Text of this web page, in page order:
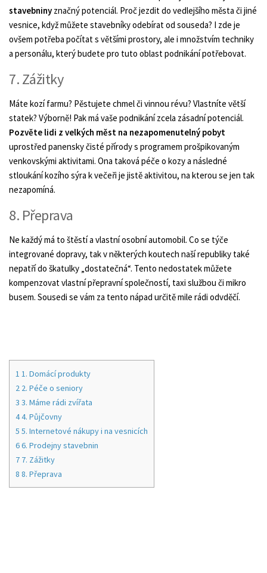
stavebniny značný potenciál. Proč jezdit do vedlejšího města či jiné
vesnice, když můžete stavebníky odebírat od souseda? I zde je
ovšem potřeba počítat s většími prostory, ale i množstvím techniky
a personálu, který budete pro tuto oblast podnikání potřebovat.
7. Zážitky
Máte kozí farmu? Pěstujete chmel či vinnou révu? Vlastníte větší
statek? Výborně! Pak má vaše podnikání zcela zásadní potenciál.
Pozvěte lidi z velkých měst na nezapomenutelný pobyt
uprostřed panensky čisté přírody s programem prošpikovaným
venkovskými aktivitami. Ona taková péče o kozy a následné
stloukání kozího sýra k večeři je jistě aktivitou, na kterou se jen tak
nezapomíná.
8. Přeprava
Ne každý má to štěstí a vlastní osobní automobil. Co se týče
integrované dopravy, tak v některých koutech naší republiky také
nepatří do škatulky „dostatečná“. Tento nedostatek můžete
kompenzovat vlastní přepravní společností, taxi službou či mikro
busem. Sousedi se vám za tento nápad určitě mile rádi odvděčí.
1 1. Domácí produkty
2 2. Péče o seniory
3 3. Máme rádi zvířata
44. Půjčovny
5 5. Internetové nákupy i na vesnicích
66. Prodejny stavebnin
7 7. Zážitky
8 8. Přeprava